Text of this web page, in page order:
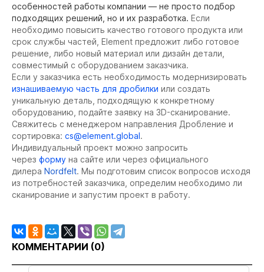
особенностей работы компании — не просто подбор
подходящих решений, но и их разработка. Если
необходимо повысить качество готового продукта или
срок службы частей, Element предложит либо готовое
решение, либо новый материал или дизайн детали,
совместимый с оборудованием заказчика.
Если у заказчика есть необходимость модернизировать
изнашиваемую часть для дробилки или создать
уникальную деталь, подходящую к конкретному
оборудованию, подайте заявку на 3D-сканирование.
Свяжитесь с менеджером направления Дробление и
сортировка: cs@element.global.
Индивидуальный проект можно запросить
через форму на сайте или через официального
дилера Nordfelt. Мы подготовим список вопросов исходя
из потребностей заказчика, определим необходимо ли
сканирование и запустим проект в работу.
КОММЕНТАРИИ (0)